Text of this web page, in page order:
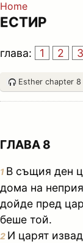
Home
ЕСТИР
глава: 1 2 3
Esther chapter 8
ГЛАВА 8
1 В същия ден
дома на
дойде пред
беше той.
2 И царят